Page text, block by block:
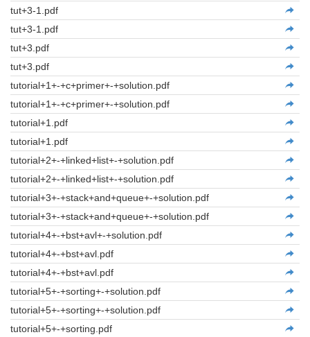
tut+3-1.pdf
tut+3-1.pdf
tut+3.pdf
tut+3.pdf
tutorial+1+-+c+primer+-+solution.pdf
tutorial+1+-+c+primer+-+solution.pdf
tutorial+1.pdf
tutorial+1.pdf
tutorial+2+-+linked+list+-+solution.pdf
tutorial+2+-+linked+list+-+solution.pdf
tutorial+3+-+stack+and+queue+-+solution.pdf
tutorial+3+-+stack+and+queue+-+solution.pdf
tutorial+4+-+bst+avl+-+solution.pdf
tutorial+4+-+bst+avl.pdf
tutorial+4+-+bst+avl.pdf
tutorial+5+-+sorting+-+solution.pdf
tutorial+5+-+sorting+-+solution.pdf
tutorial+5+-+sorting.pdf